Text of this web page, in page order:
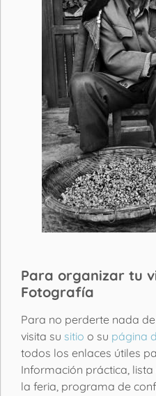
Para organizar tu
Fotografía
Para no perderte nada
visita su sitio o su página
todos los enlaces útiles
Información práctica,
la feria, programa de